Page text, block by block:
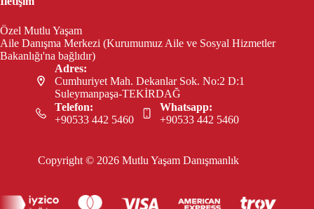
Özel Mutlu Yaşam
Aile Danışma Merkezi (Kurumumuz Aile ve Sosyal Hizmetler
Bakanlığı'na bağlıdır)
Adres:
Cumhuriyet Mah. Dekanlar Sok. No:2 D:1
Suleymanpaşa-TEKİRDAĞ
Telefon:
+90533 442 5460
Whatsapp:
+90533 442 5460
Copyright © 2026 Mutlu Yaşam Danışmanlık